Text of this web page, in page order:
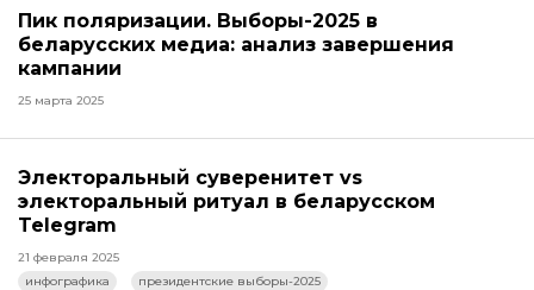
Пик поляризации. Выборы-2025 в
беларусских медиа: анализ завершения
кампании
25 марта 2025
Электоральный суверенитет vs
электоральный ритуал в беларусском
Telegram
21 февраля 2025
инфографика
президентские выборы-2025